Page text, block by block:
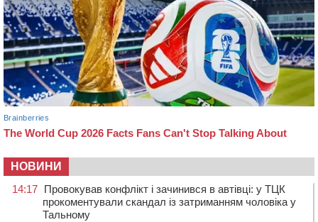
НОВИНИ
14:17 Провокував конфлікт і зачинився в автівці: у ТЦК
прокоментували скандал із затриманням чоловіка у
Тальному